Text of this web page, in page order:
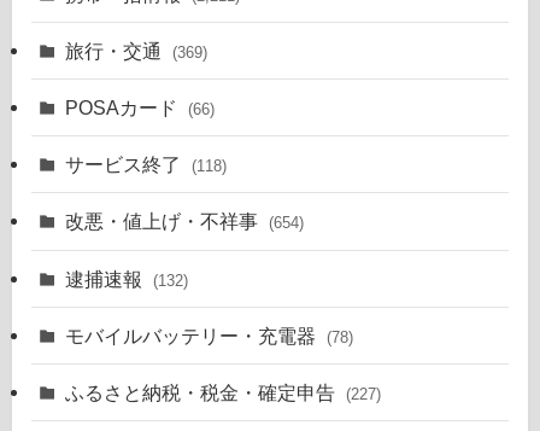
旅行・交通 (369)
POSAカード (66)
サービス終了 (118)
改悪・値上げ・不祥事 (654)
逮捕速報 (132)
モバイルバッテリー・充電器 (78)
ふるさと納税・税金・確定申告 (227)